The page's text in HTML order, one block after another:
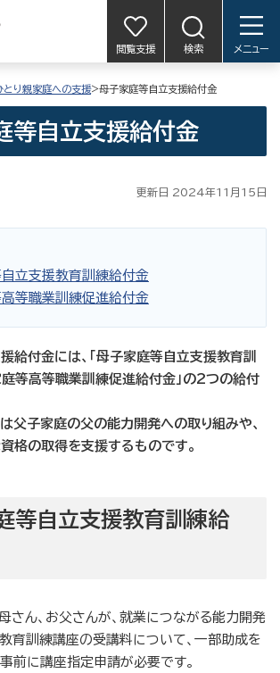
閲覧支援 検索 メニュー
とり親家庭への支援>母子家庭等自立支援給付金
等自立支援給付金
更新日 2024年11月15日
立支援教育訓練給付金
等職業訓練促進給付金
給付金には、「母子家庭等自立支援教育訓
庭等高等職業訓練促進給付金」の2つの給付
父子家庭の父の能力開発への取り組みや、
格の取得を支援するものです。
等自立支援教育訓練給
さん、お父さんが、就業につながる能力開発
育訓練講座の受講料について、一部助成を
事前に講座指定申請が必要です。